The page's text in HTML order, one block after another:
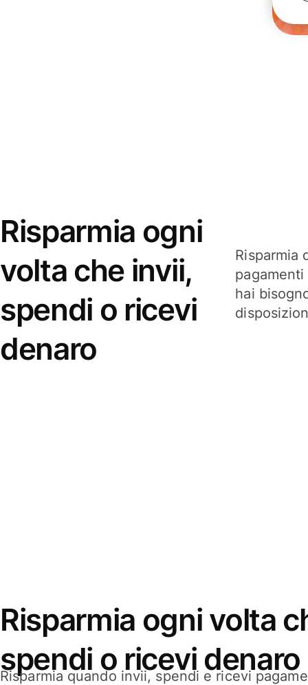
Risparmia ogni
volta che invii,
spendi o ricevi
denaro
Risparmia
hai
Risparmia ogni volta
spendi o ricevi denaro
Risparmia quando invii, spendi e ricevi